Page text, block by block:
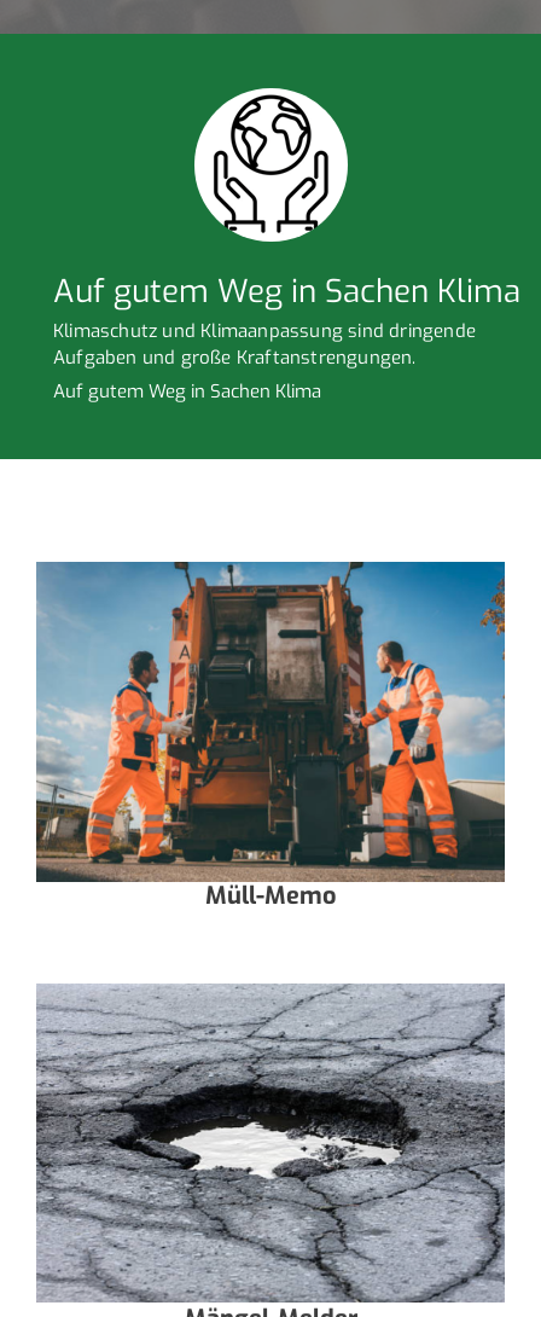
Auf gutem Weg in Sachen Klima
Klimaschutz und Klimaanpassung sind dringende
Aufgaben und große Kraftanstrengungen.
Auf gutem Weg in Sachen Klima
Müll-Memo